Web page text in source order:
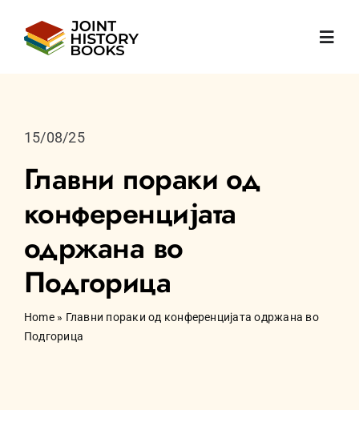
content
Вести
Книги
Публикации
15/08/25
Главни пораки од
конференцијата
одржана во
Подгорица
Home» Главни пораки од конференцијата одржана во
Подгорица